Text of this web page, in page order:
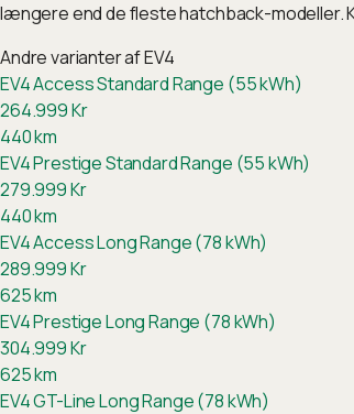
længere end de fleste hatchback-modeller.
Andre varianter afEV4
EV4 Access Standard Range (55 kWh)
264.999Kr
440km
EV4 Prestige Standard Range (55 kWh)
279.999Kr
440km
EV4 Access Long Range (78 kWh)
289.999Kr
625km
EV4 Prestige Long Range (78 kWh)
304.999Kr
625km
EV4 GT-Line Long Range (78 kWh)